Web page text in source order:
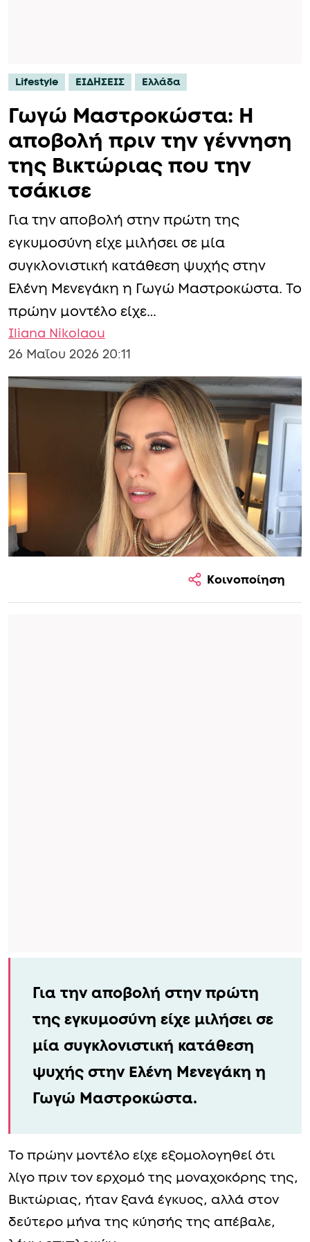
Lifestyle ΕΙΔΗΣΕΙΣ Ελλάδα
Γωγώ Μαστροκώστα: Η
αποβολή πριν την γέννηση
της Βικτώριας που την
τσάκισε
Για την αποβολή στην πρώτη της
εγκυμοσύνη είχε μιλήσει σε μία
συγκλονιστική κατάθεση ψυχής στην
Ελένη Μενεγάκη η Γωγώ Μαστροκώστα. Το
πρώην μοντέλο είχε…
Iliana Nikolaou
26 Μαΐου 2026 20:11
Κοινοποίηση
Για την αποβολή στην πρώτη
της εγκυμοσύνη είχε μιλήσει σε
μία συγκλονιστική κατάθεση
ψυχής στην Ελένη Μενεγάκη η
Γωγώ Μαστροκώστα.
Το πρώην μοντέλο είχε εξομολογηθεί ότι
λίγο πριν τον ερχομό της μοναχοκόρης της,
Βικτώριας, ήταν ξανά έγκυος, αλλά στον
δεύτερο μήνα της κύησής της απέβαλε,